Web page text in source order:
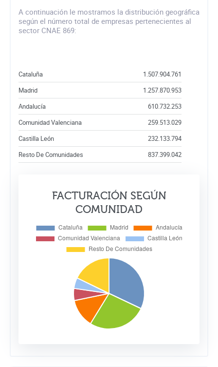
A continuación le mostramos la distribución geográfica
según el número total de empresas pertenecientes al
sector CNAE 869:
Cataluña
1.507.904.761
Madrid
1.257.870.953
Andalucía
610.732.253
Comunidad Valenciana
259.513.029
Castilla León
232.133.794
Resto De Comunidades
837.399.042
FACTURACIÓN SEGÚN
COMUNIDAD